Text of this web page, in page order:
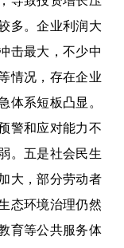
多。企业利润大
击最大，不少中
情况，存在企业
体系短板凸显。
警和应对能力不
。五是社会民生
大，部分劳动者
态环境治理仍然
育等公共服务体